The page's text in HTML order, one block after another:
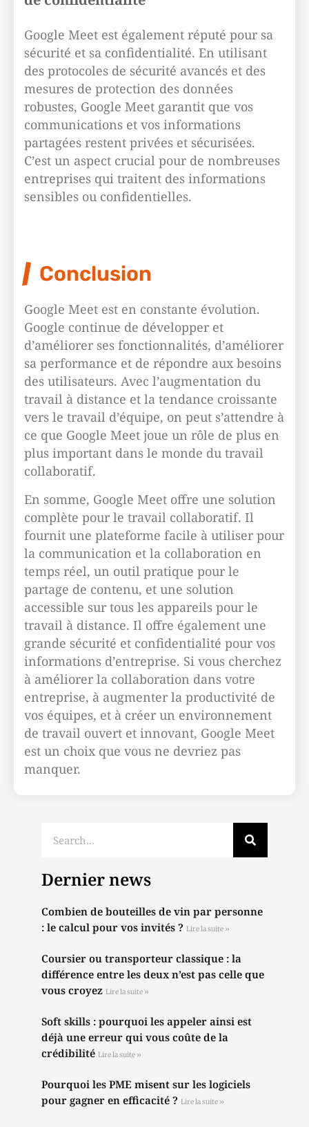
Google Meet est également réputé pour sa
sécurité et sa confidentialité. En utilisant
des protocoles de sécurité avancés et des
mesures de protection des données
robustes, Google Meet garantit que vos
communications et vos informations
partagées restent privées et sécurisées.
C’est un aspect crucial pour de nombreuses
entreprises qui traitent des informations
sensibles ou confidentielles.
Conclusion
Google Meet est en constante évolution.
Google continue de développer et
d’améliorer ses fonctionnalités, d’améliorer
sa performance et de répondre aux besoins
des utilisateurs. Avec l’augmentation du
travail à distance et la tendance croissante
vers le travail d’équipe, on peut s’attendre à
ce que Google Meet joue un rôle de plus en
plus important dans le monde du travail
collaboratif.
En somme, Google Meet offre une solution
complète pour le travail collaboratif. Il
fournit une plateforme facile à utiliser pour
la communication et la collaboration en
temps réel, un outil pratique pour le
partage de contenu, et une solution
accessible sur tous les appareils pour le
travail à distance. Il offre également une
grande sécurité et confidentialité pour vos
informations d’entreprise. Si vous cherchez
à améliorer la collaboration dans votre
entreprise, à augmenter la productivité de
vos équipes, et à créer un environnement
de travail ouvert et innovant, Google Meet
est un choix que vous ne devriez pas
manquer.
Dernier news
Combien de bouteilles de vin par personne
: le calcul pour vos invités ? Lire la suite »
Coursier ou transporteur classique : la
différence entre les deux n’est pas celle que
vous croyez Lire la suite »
Soft skills : pourquoi les appeler ainsi est
déjà une erreur qui vous coûte de la
crédibilité Lire la suite »
Pourquoi les PME misent sur les logiciels
pour gagner en efficacité ? Lire la suite »